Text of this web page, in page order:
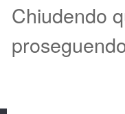
Chiudendo